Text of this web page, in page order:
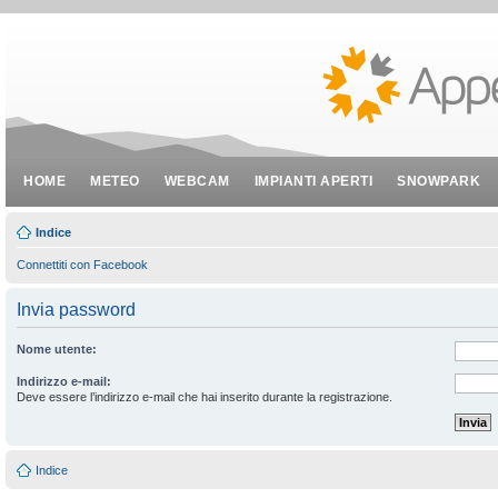
HOME METEO WEBCAM IMPIANTI APERTI SNOWPARK
Indice
Connettiti con Facebook
Invia password
Nome utente:
Indirizzo e-mail:
Deve essere l’indirizzo e-mail che hai inserito durante la registrazione.
Indice